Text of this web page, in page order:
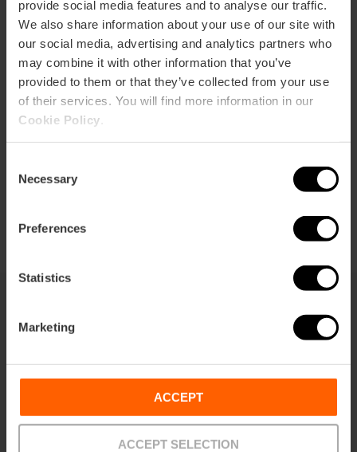
provide social media features and to analyse our traffic.
We also share information about your use of our site with
our social media, advertising and analytics partners who
may combine it with other information that you’ve
provided to them or that they’ve collected from your use
of their services. You will find more information in our
Cookie Policy
Selection
Necessary
Preferences
Statistics
Marketing
ACCEPT
ACCEPT SELECTION
Mestalla Forever Tour (València
C.F.)
Vous pouvez aussi être intéressé